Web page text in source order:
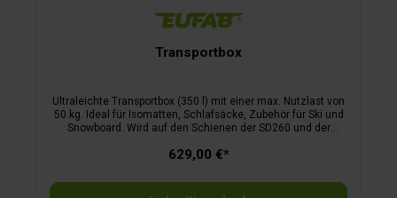
Transportbox
Ultraleichte Transportbox (350 l) mit einer max. Nutzlast von
50 kg. Ideal für Isomatten, Schlafsäcke, Zubehör für Ski und
Snowboard. Wird auf den Schienen der SD260 und der
Vorbereitung am Träger nötig. Boden und Deckel bestehen
strapazierfähigem, wasserfestem Oxford-Textilgewebe.
Zusammenklappbar. Inkl. Montagematerial.
629,00 €*